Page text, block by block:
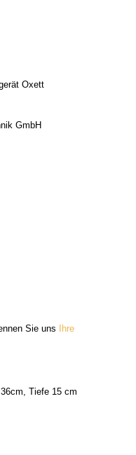
Oxett
GmbH
Sie uns Ihre
Tiefe 15 cm